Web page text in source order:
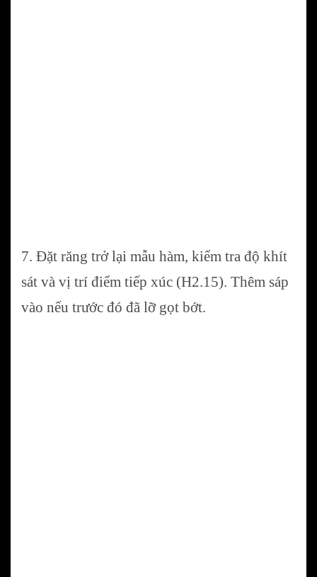
7. Đặt răng trở lại mẫu hàm, kiểm tra độ khít
sát và vị trí điểm tiếp xúc (H2.15). Thêm sáp
vào nếu trước đó đã lỡ gọt bớt.